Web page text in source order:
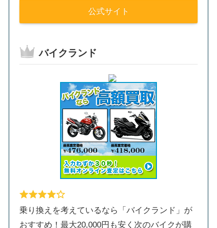
公式サイト
バイクランド
乗り換えを考えているなら「バイクランド」が
おすすめ！最大20,000円も安く次のバイクが購